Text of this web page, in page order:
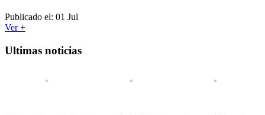
Publicado el: 01 Jul
Ver +
Ultimas noticias